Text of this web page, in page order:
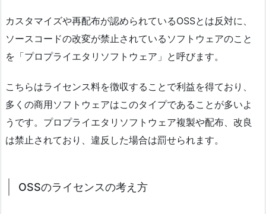
カスタマイズや再配布が認められているOSSとは反対に、
ソースコードの改変が禁止されているソフトウェアのこと
を「プロプライエタリソフトウェア」と呼びます。
こちらはライセンス料を徴収することで利益を得ており、
多くの商用ソフトウェアはこのタイプであることが多いよ
うです。プロプライエタリソフトウェア複製や配布、改良
は禁止されており、違反した場合は罰せられます。
OSSのライセンスの考え方